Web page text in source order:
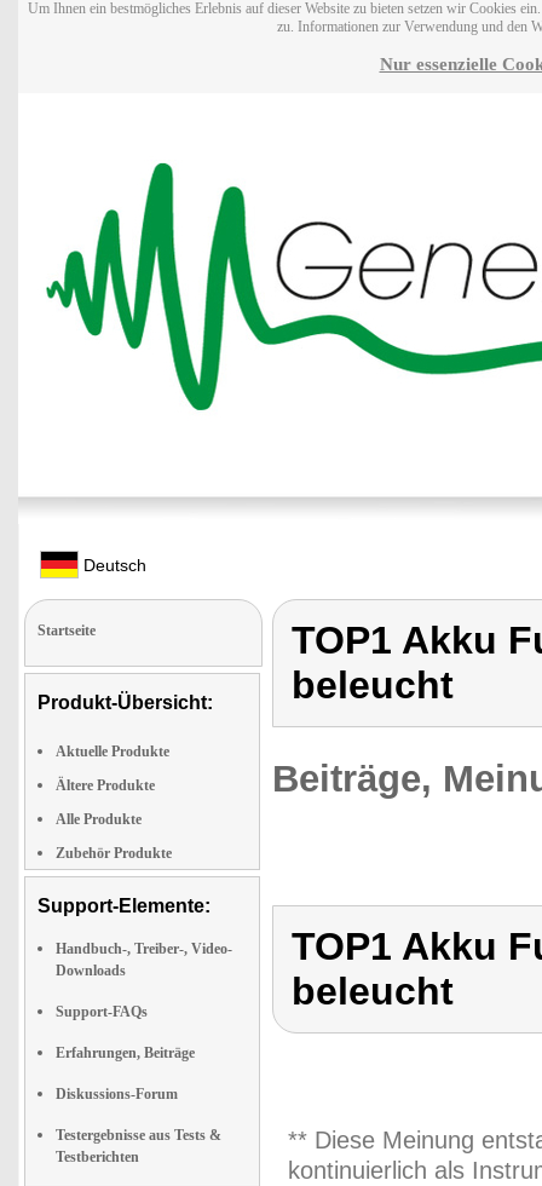
Um Ihnen ein bestmögliches Erlebnis auf dieser Website zu bieten setzen wir Cookies
zu. Informationen zur Verwendung und den
Nur essenzielle
Deutsch
Startseite
Produkt-Übersicht:
Aktuelle Produkte
Ältere Produkte
Alle Produkte
Zubehör Produkte
Support-Elemente:
Handbuch-, Treiber-, Video-
Downloads
Support-FAQs
Erfahrungen, Beiträge
Diskussions-Forum
Testergebnisse aus Tests &
Testberichten
TOP1 Akku
beleucht
Beiträge,
TOP1 Akku
beleucht
** Diese Meinung
kontinuierlich als